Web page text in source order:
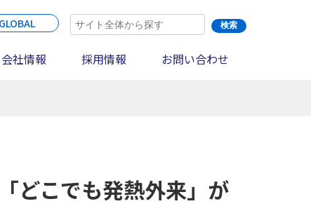
会社情報 採用情報 お問い合わせ
どこでも発熱外来」が